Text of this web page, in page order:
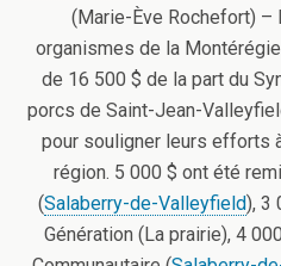
(Marie-Ève Rochefort) –
organismes de la
de 16 500 $ de la part du
porcs de Saint-Jean-
pour souligner leurs efforts
région. 5 000 $ ont été
(Salaberry-de-Valleyfield), 3
Génération (La prairie), 4